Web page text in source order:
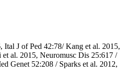
Ital J of Ped 42:78/ Kang et al. 2015,
al. 2015, Neuromusc Dis 25:617 /
Genet 52:208 / Sparks et al. 2012,